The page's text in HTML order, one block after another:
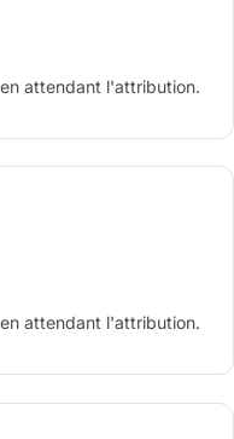
attendant l'attribution.
attendant l'attribution.